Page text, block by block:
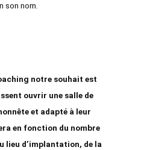
son nom.
notre souhait est
ouvrir une salle de
et adapté à leur
en fonction du nombre
lieu d’implantation, de la